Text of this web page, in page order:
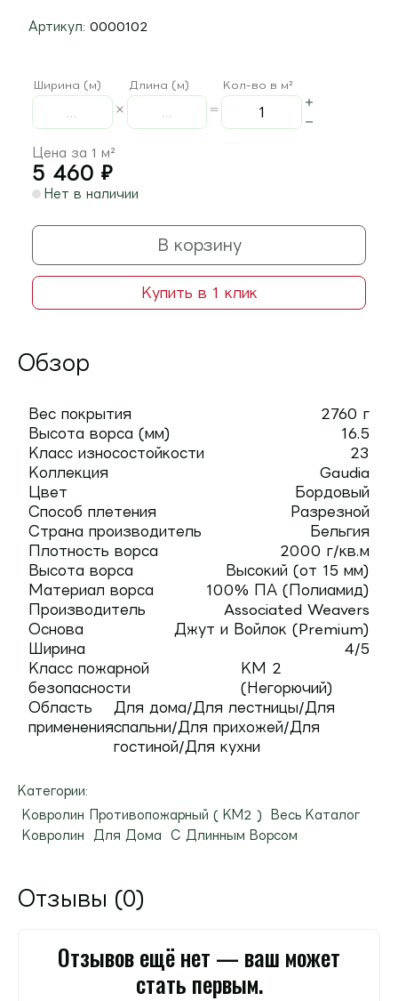
Артикул: 0000102
Ширина (м) Длина (м) Кол-во в м²
Цена за 1 м²
5 460 ₽
Нет в наличии
В корзину
Купить в 1 клик
Обзор
Вес покрытия
2760 г
Высота ворса (мм)
16.5
Класс износостойкости
23
Коллекция
Gaudia
Цвет
Бордовый
Способ плетения
Разрезной
Страна производитель
Бельгия
Плотность ворса
2000 г/кв.м
Высота ворса
Высокий (от 15 мм)
Материал ворса
100% ПА (Полиамид)
Производитель
Associated Weavers
Основа
Джут и Войлок (Premium)
Ширина
4/5
Класс пожарной
безопасности
КМ 2
(Негорючий)
Область
применения
Для дома/Для лестницы/Для
спальни/Для прихожей/Для
гостиной/Для кухни
Категории:
Ковролин Противопожарный ( КМ2 )
Весь Каталог
Ковролин
Для Дома С Длинным Ворсом
Отзывы (0)
Отзывов ещё нет — ваш может
стать первым.